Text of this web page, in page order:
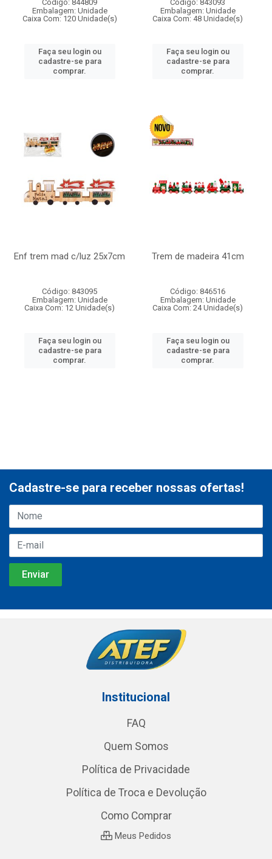
Código: 844809
Embalagem: Unidade
Caixa Com: 120 Unidade(s)
Faça seu login ou
cadastre-se para
comprar.
Código: 843093
Embalagem: Unidade
Caixa Com: 48 Unidade(s)
Faça seu login ou
cadastre-se para
comprar.
Enf trem mad c/luz 25x7cm
Código: 843095
Embalagem: Unidade
Caixa Com: 12 Unidade(s)
Faça seu login ou
cadastre-se para
comprar.
Trem de madeira 41cm
Código: 846516
Embalagem: Unidade
Caixa Com: 24 Unidade(s)
Faça seu login ou
cadastre-se para
comprar.
Cadastre-se para receber nossas ofertas!
Institucional
FAQ
Quem Somos
Política de Privacidade
Política de Troca e Devolução
Como Comprar
Meus Pedidos